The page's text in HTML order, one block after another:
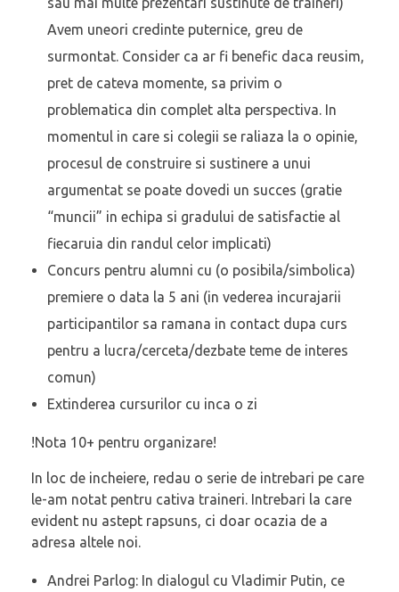
Avem uneori credinte puternice, greu de
surmontat. Consider ca ar fi benefic daca reusim,
pret de cateva momente, sa privim o
problematica din complet alta perspectiva. In
momentul in care si colegii se raliaza la o opinie,
procesul de construire si sustinere a unui
argumentat se poate dovedi un succes (gratie
“muncii” in echipa si gradului de satisfactie al
fiecaruia din randul celor implicati)
Concurs pentru alumni cu (o posibila/simbolica)
premiere o data la 5 ani (in vederea incurajarii
participantilor sa ramana in contact dupa curs
pentru a lucra/cerceta/dezbate teme de interes
comun)
Extinderea cursurilor cu inca o zi
!Nota 10+ pentru organizare!
In loc de incheiere, redau o serie de intrebari pe care
le-am notat pentru cativa traineri. Intrebari la care
evident nu astept rapsuns, ci doar ocazia de a
adresa altele noi.
Andrei Parlog: In dialogul cu Vladimir Putin, ce